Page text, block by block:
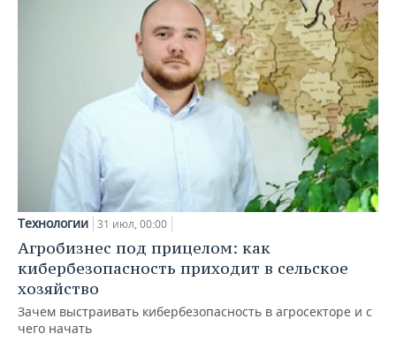
Технологии 31 июл, 00:00
Агробизнес под прицелом: как
кибербезопасность приходит в сельское
хозяйство
Зачем выстраивать кибербезопасность в агросекторе и с
чего начать